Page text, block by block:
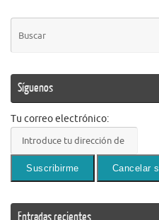
Síguenos
Tu correo electrónico:
Entradas recientes